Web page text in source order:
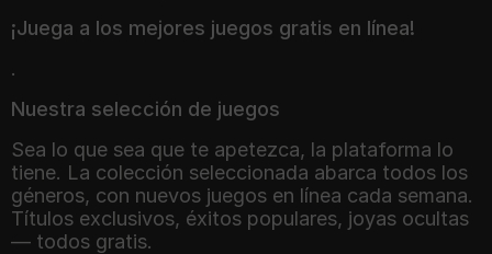
¡Juega a los mejores juegos gratis en línea!
.
Nuestra selección de juegos
Sea lo que sea que te apetezca, la plataforma lo
tiene. La colección seleccionada abarca todos los
géneros, con nuevos juegos en línea cada semana.
Títulos exclusivos, éxitos populares, joyas ocultas
— todos gratis.